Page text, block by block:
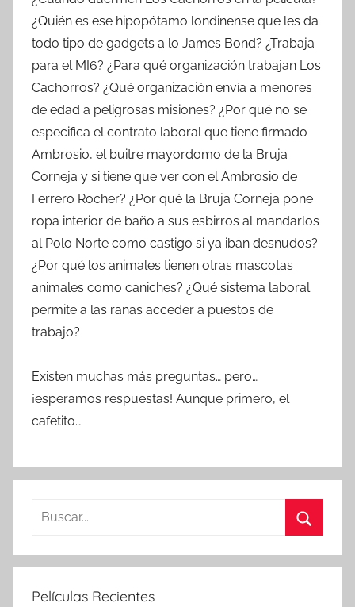
¿Quién es ese hipopótamo londinense que les da
todo tipo de gadgets a lo James Bond? ¿Trabaja
para el MI6? ¿Para qué organización trabajan Los
Cachorros? ¿Qué organización envía a menores
de edad a peligrosas misiones? ¿Por qué no se
especifica el contrato laboral que tiene firmado
Ambrosio, el buitre mayordomo de la Bruja
Corneja y si tiene que ver con el Ambrosio de
Ferrero Rocher? ¿Por qué la Bruja Corneja pone
ropa interior de baño a sus esbirros al mandarlos
al Polo Norte como castigo si ya iban desnudos?
¿Por qué los animales tienen otras mascotas
animales como caniches? ¿Qué sistema laboral
permite a las ranas acceder a puestos de
trabajo?
Existen muchas más preguntas… pero…
¡esperamos respuestas! Aunque primero, el
cafetito…
s
a
u
Películas Recientes